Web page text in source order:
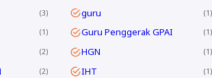
3 guru 1
1 Guru Penggerak GPAI 1
2 HGN 1
2 IHT 1